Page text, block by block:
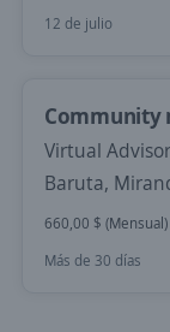
12 de julio
Community
Virtual
Baruta,
660,00 $ (Mensual)
Más de 30 días